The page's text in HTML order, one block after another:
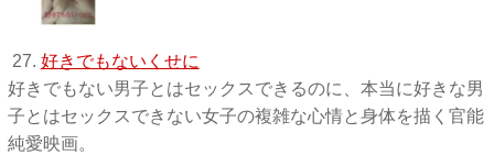
27. 好きでもないくせに
好きでもない男子とはセックスできるのに、本当に好きな男
子とはセックスできない女子の複雑な心情と身体を描く官能
純愛映画。